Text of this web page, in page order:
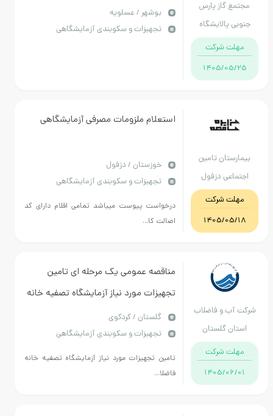
مجتمع گاز پارس
جنوبی پالایشگاه
ششم
مهلت شرکت
1405/05/25
بوشهر / عسلویه
تجهیزات و سکوبندی آزمایشگاهی
بیمارستان تامین
اجتماعی دزفول
مهلت شرکت
1405/05/18
استعلام ملزومات مصرفی آزمایشگاهی
خوزستان / دزفول
تجهیزات و سکوبندی آزمایشگاهی
درخواست پیوست میباشد تمامی اقلام دارای کد
اصالت کا...
شرکت آب و فاضلاب
استان گلستان
مهلت شرکت
1405/06/01
مناقصه عمومی یک مرحله ای تامین
تجهیزات مورد نیاز آزمایشگاه تصفیه خانه
فاضلاب کردکوی(مطابق اسناد)
گلستان / کردکوی
تجهیزات و سکوبندی آزمایشگاهی
تامین تجهیزات مورد نیاز آزمایشگاه تصفیه خانه
فاضلا...